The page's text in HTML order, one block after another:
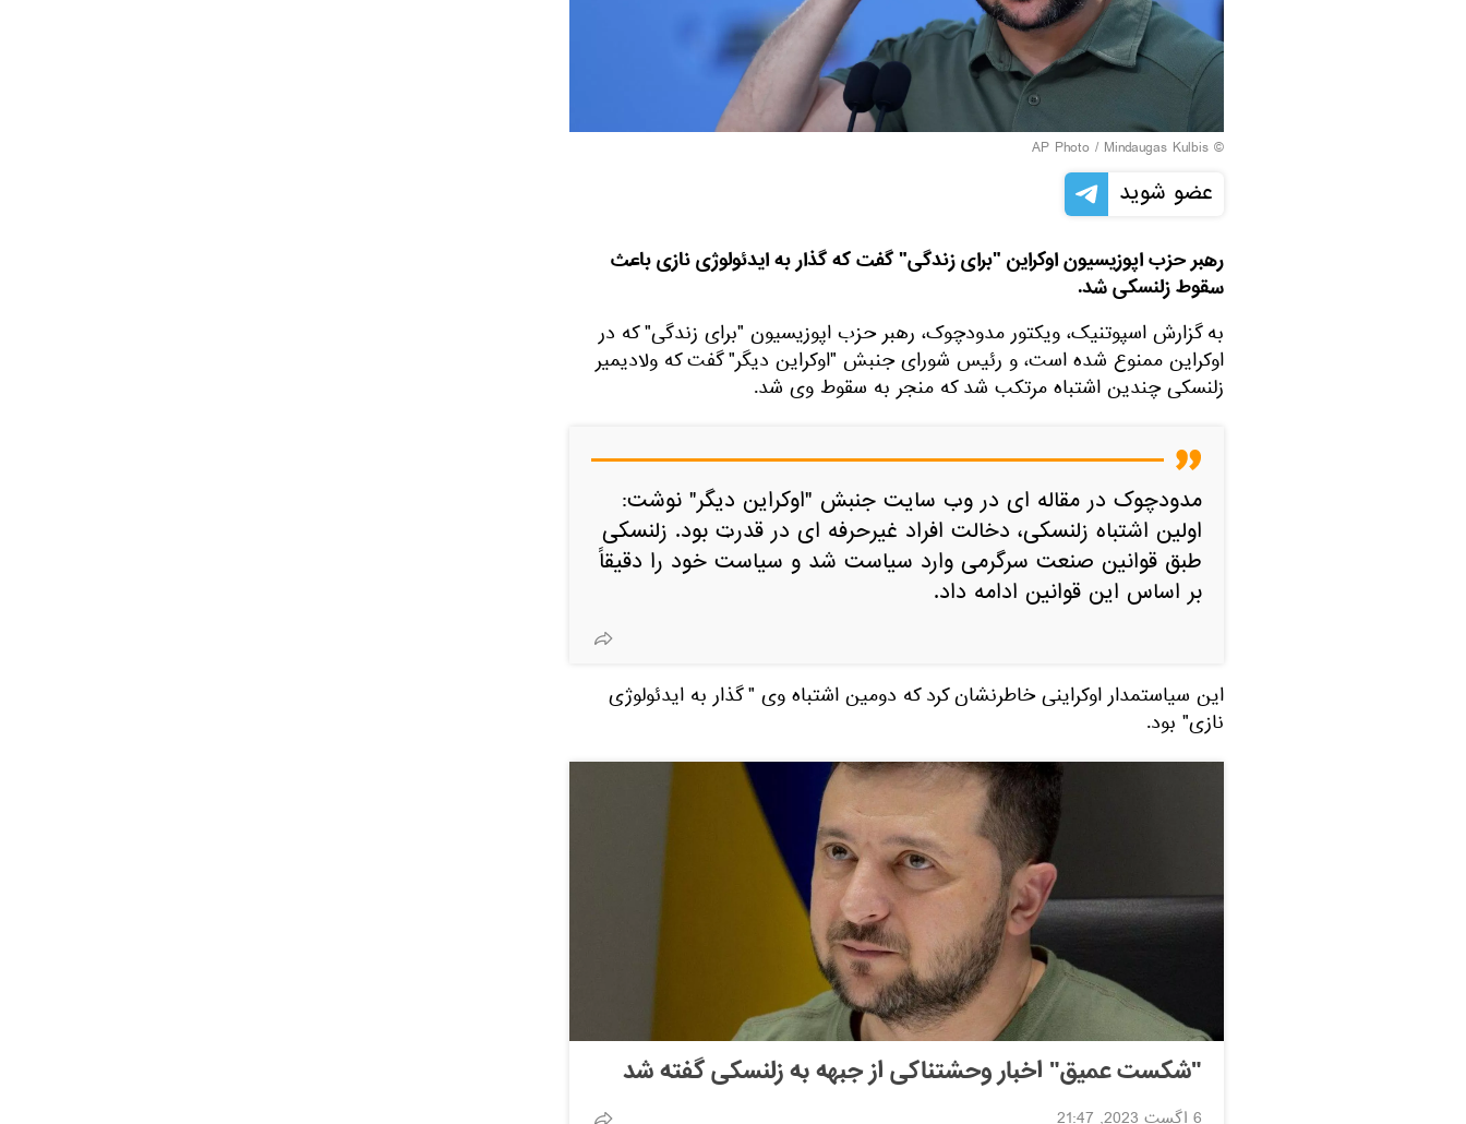
© AP Photo /
Mindaugas Kulbis
عضو شوید
رهبر حزب اپوزیسیون اوکراین "برای زندگی" گفت که گذار به ایدئولوژی نازی باعث
سقوط زلنسکی شد.
به گزارش اسپوتنیک، ویکتور مدودچوک، رهبر حزب اپوزیسیون "برای زندگی" که در
اوکراین ممنوع شده است، و رئیس شورای جنبش "اوکراین دیگر" گفت که ولادیمیر
زلنسکی چندین اشتباه مرتکب شد که منجر به سقوط وی شد.
مدودچوک در مقاله ای در وب سایت جنبش "اوکراین دیگر" نوشت:
اولین اشتباه زلنسکی، دخالت افراد غیرحرفه ای در قدرت بود. زلنسکی
طبق قوانین صنعت سرگرمی وارد سیاست شد و سیاست خود را دقیقاً
بر اساس این قوانین ادامه داد.
این سیاستمدار اوکراینی خاطرنشان کرد که دومین اشتباه وی " گذار به ایدئولوژی
نازی" بود.
"شکست عمیق" اخبار وحشتناکی از جبهه به زلنسکی گفته شد